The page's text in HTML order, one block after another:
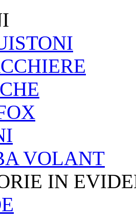
VOLANT
IN